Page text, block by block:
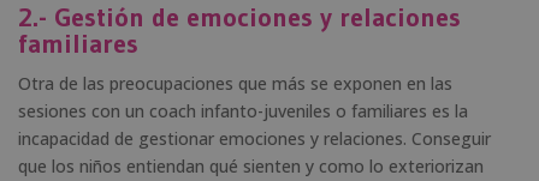
2.- Gestión de emociones y relaciones
familiares
Otra de las preocupaciones que más se exponen en las
sesiones con un coach infanto-juveniles o familiares es la
incapacidad de gestionar emociones y relaciones. Conseguir
que los niños entiendan qué sienten y como lo exteriorizan